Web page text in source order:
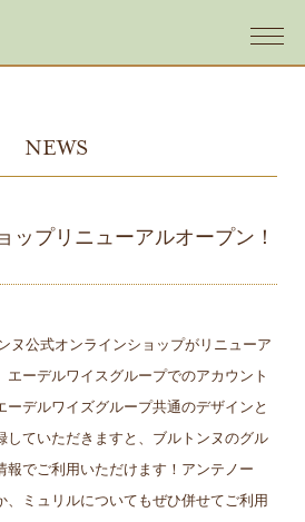
NEWS
ップリニューアルオープン！
ヌ公式オンラインショップがリニューア
エーデルワイスグループでのアカウント
デルワイズグループ共通のデザインと
していただきますと、ブルトンヌのグル
報でご利用いただけます！アンテノー
、ミュリルについてもぜひ併せてご利用